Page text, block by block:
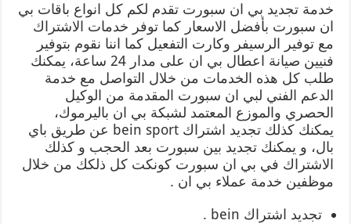
خدمة تجديد بي ان سبورت تقدم لكم كل انواع باقات بي
ان سبورت بأفضل الاسعار كما توفر خدمات الاشتراك
مع توفير الرسيفر وكارت التفعيل كما اننا نقوم بتوفير
فنيين صيانة اعطال بي ان على مدار 24 ساعة، يمكنك
طلب كل هذه الخدمات من خلال التواصل مع خدمة
الدعم الفني لبي ان سبورت المقدمة من الوكيل
الحصري والموزع المعتمد لشبكة بي ان باليرموك،
يمكنك كذلك تجديد اشتراك bein sport عن طريق باي
بال، و يمكنك تجديد بين سبورت بعد الحجب و كذلك
الاشتراك في بي ان سبورت كونكت كل ذلكك من خلال
موظفين خدمة عملاء بي ان .
تجديد اشتراك bein .